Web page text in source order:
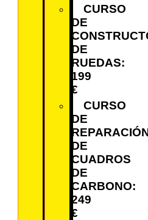
CURSO
DE
DE
RUEDAS:
199
€
CURSO
DE
DE
CUADROS
DE
CARBONO:
249
€